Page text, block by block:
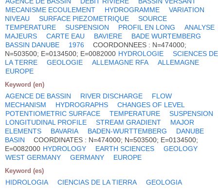
MECANISME ECOULEMENT
HYDROGRAMME
VARIATION
NIVEAU
SURFACE PIEZOMETRIQUE
SOURCE
TEMPERATURE
SUSPENSION PROFIL EN LONG
ANALYSE
MAJEURS
CARTE EAU BAVIERE
BADE WURTEMBERG
BASSIN DANUBE
1976
COORDONNEES : N=474000;
N=503500; E=0134500; E=0082000 HYDROLOGIE
SCIENCES DE
LA TERRE
GEOLOGIE ALLEMAGNE RFA
ALLEMAGNE
EUROPE
Keyword (en)
AGENCE DE BASSIN RIVER DISCHARGE
FLOW
MECHANISM
HYDROGRAPHS
CHANGES OF LEVEL
POTENTIOMETRIC SURFACE
TEMPERATURE
SUSPENSION
LONGITUDINAL PROFILE
STREAM GRADIENT
MAJOR
ELEMENTS
BAVARIA BADEN-WURTTEMBERG
DANUBE
BASIN
COORDINATES : N=474000; N=503500; E=0134500;
E=0082000 HYDROLOGY EARTH SCIENCES
GEOLOGY
WEST GERMANY
GERMANY EUROPE
Keyword (es)
HIDROLOGIA CIENCIAS DE LA TIERRA GEOLOGIA